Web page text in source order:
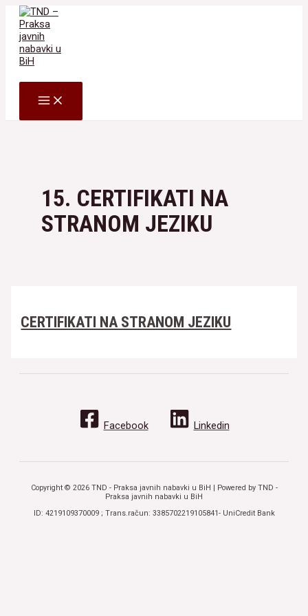
Skip
content
MAIN
MENU
15. CERTIFIKATI NA
STRANOM JEZIKU
CERTIFIKATI NA STRANOM JEZIKU
Facebook Linkedin
Copyright © 2026 TND - Praksa javnih nabavki u BiH | Powered by TND -
Praksa javnih nabavki u BiH
ID: 4219109370009 ; Trans.račun: 3385702219105841- UniCredit Bank